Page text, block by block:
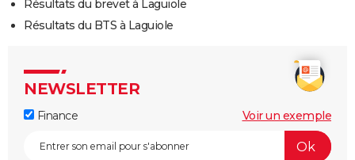
Résultats du brevet à Laguiole
Résultats du BTS à Laguiole
NEWSLETTER
Finance Voir un exemple